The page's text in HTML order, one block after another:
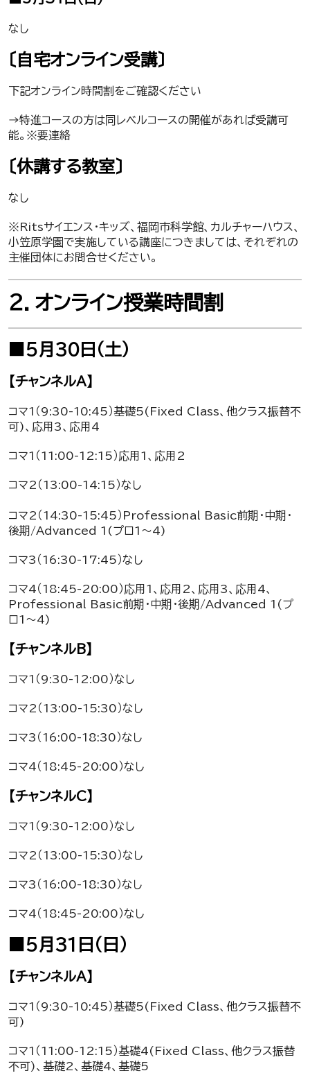
なし
〔自宅オンライン受講〕
下記オンライン時間割をご確認ください
→特進コースの方は同レベルコースの開催があれば受講可
能。※要連絡
〔休講する教室〕
なし
※Ritsサイエンス・キッズ、福岡市科学館、カルチャーハウス、
小笠原学園で実施している講座につきましては、それぞれの
主催団体にお問合せください。
２．オンライン授業時間割
■5月30日（土）
【チャンネルA】
コマ1（9:30-10:45）基礎5(Fixed Class、他クラス振替不
可)、応用3、応用4
コマ1（11:00-12:15）応用1、応用2
コマ2（13:00-14:15）なし
コマ2（14:30-15:45）Professional Basic前期・中期・
後期/Advanced 1(プロ1～4)
コマ3（16:30-17:45）なし
コマ4（18:45-20:00）応用1、応用2、応用3、応用4、
Professional Basic前期・中期・後期/Advanced 1(プ
ロ1～4)
【チャンネルB】
コマ1（9:30-12:00）なし
コマ2（13:00-15:30）なし
コマ3（16:00-18:30）なし
コマ4（18:45-20:00）なし
【チャンネルC】
コマ1（9:30-12:00）なし
コマ2（13:00-15:30）なし
コマ3（16:00-18:30）なし
コマ4（18:45-20:00）なし
■5月31日（日）
【チャンネルA】
コマ1（9:30-10:45）基礎5(Fixed Class、他クラス振替不
可)
コマ1（11:00-12:15）基礎4(Fixed Class、他クラス振替
不可)、基礎2、基礎4、基礎5